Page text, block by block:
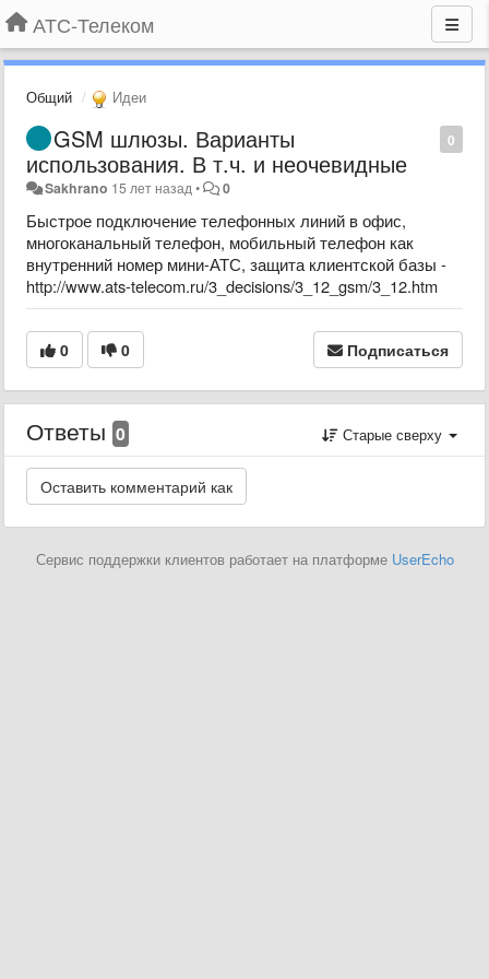
АТС-Телеком
Общий Идеи
0
GSM шлюзы. Варианты
использования. В т.ч. и неочевидные
Sakhrano 15 лет назад • 0
Быстрое подключение телефонных линий в офис,
многоканальный телефон, мобильный телефон как
внутренний номер мини-АТС, защита клиентской базы -
http://www.ats-telecom.ru/3_decisions/3_12_gsm/3_12.htm
0 0 Подписаться
Ответы 0 Старые сверху
Сервис поддержки клиентов работает на платформе UserEcho